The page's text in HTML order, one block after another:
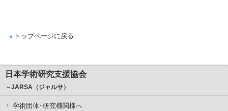
トップページに戻る
日本学術研究支援協会
－JARSA（ジャルサ）
学術団体･研究機関様へ